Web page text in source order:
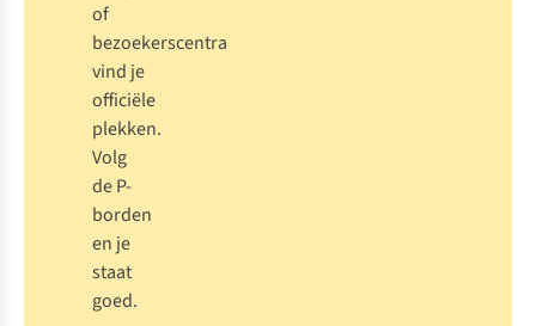
of
bezoekerscentra
vind je
officiële
plekken.
Volg
de P-
borden
en je
staat
goed.